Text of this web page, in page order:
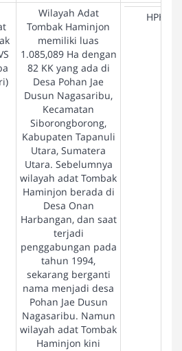
Wilayah Adat
Tombak Haminjon
memiliki luas
1.085,089 Ha dengan
82 KK yang ada di
Desa Pohan Jae
Dusun Nagasaribu,
Kecamatan
Siborongborong,
Kabupaten Tapanuli
Utara, Sumatera
Utara. Sebelumnya
wilayah adat Tombak
Haminjon berada di
Desa Onan
Harbangan, dan saat
terjadi
penggabungan pada
tahun 1994,
sekarang berganti
nama menjadi desa
Pohan Jae Dusun
Nagasaribu. Namun
wilayah adat Tombak
Haminjon kini
HPH